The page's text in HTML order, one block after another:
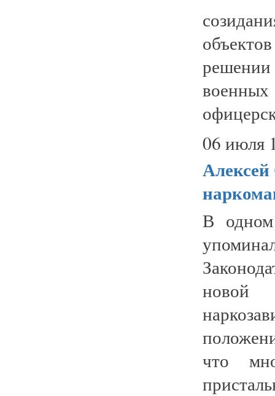
06 июля
В
новой
что